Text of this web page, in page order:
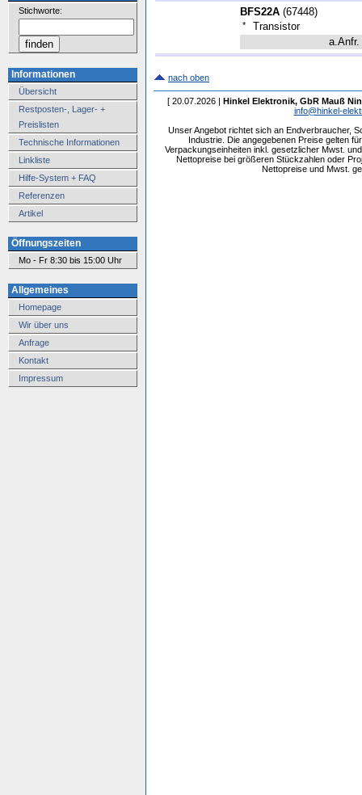
Stichworte:
Informationen
Übersicht
Restposten-, Lager- +
Preislisten
Technische Informationen
Linkliste
Hilfe-System + FAQ
Referenzen
Artikel
Öffnungszeiten
Mo - Fr 8:30 bis 15:00 Uhr
Allgemeines
Homepage
Wir über uns
Anfrage
Kontakt
Impressum
BFS22A (67448)
*
Transistor
a.Anfr.
nach oben
[ 20.07.2026 | Hinkel Elektronik, GbR Mauß
info@hinkel-
Unser Angebot richtet sich an Endverbraucher,
Industrie. Die angegebenen Preise gelten
Verpackungseinheiten inkl. gesetzlicher Mwst.
Nettopreise bei größeren Stückzahlen oder
Nettopreise und Mwst.